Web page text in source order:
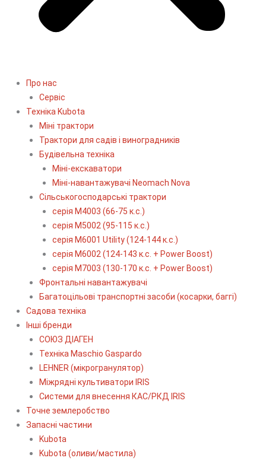
Про нас
Сервіс
Технiка Kubota
Міні трактори
Трактори для садів і виноградників
Будівельна техніка
Міні-екскаватори
Міні-навантажувачі Neomach Nova
Сільськогосподарські трактори
серія М4003 (66-75 к.с.)
серія М5002 (95-115 к.с.)
серія M6001 Utility (124-144 к.с.)
серія М6002 (124-143 к.с. + Power Boost)
серія М7003 (130-170 к.с. + Power Boost)
Фронтальні навантажувачі
Багатоцільові транспортні засоби (косарки, баггі)
Садова техніка
Інші бренди
СОЮЗ ДІАГЕН
Техніка Maschio Gaspardo
LEHNER (мікрогранулятор)
Міжрядні культиватори IRIS
Системи для внесення КАС/РКД IRIS
Точне землеробство
Запасні частини
Kubota
Kubota (оливи/мастила)